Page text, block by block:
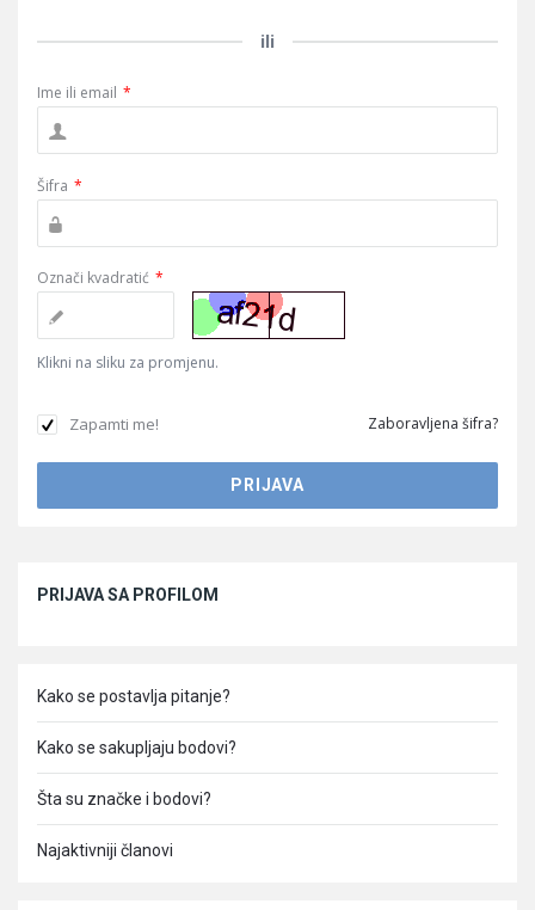
ili
Ime ili email *
Šifra *
Označi kvadratić *
Klikni na sliku za promjenu.
Zapamti me! Zaboravljena šifra?
PRIJAVA SA PROFILOM
Kako se postavlja pitanje?
Kako se sakupljaju bodovi?
Šta su značke i bodovi?
Najaktivniji članovi